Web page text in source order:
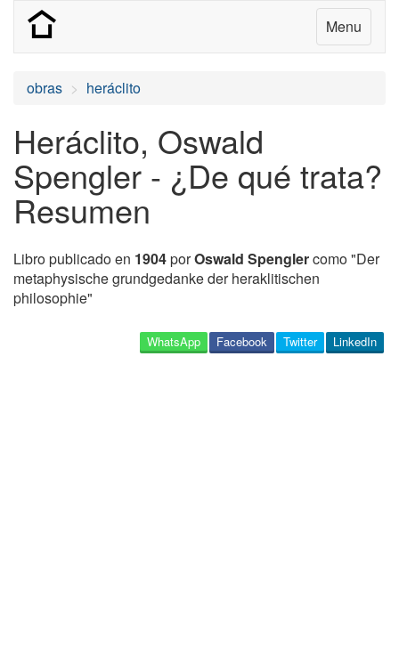
Menu
obras heráclito
Heráclito, Oswald
Spengler - ¿De qué trata?
Resumen
Libro publicado en 1904porOswald Spenglercomo "Der
metaphysische grundgedanke der heraklitischen
philosophie"
LinkedIn
Twitter
Facebook
WhatsApp